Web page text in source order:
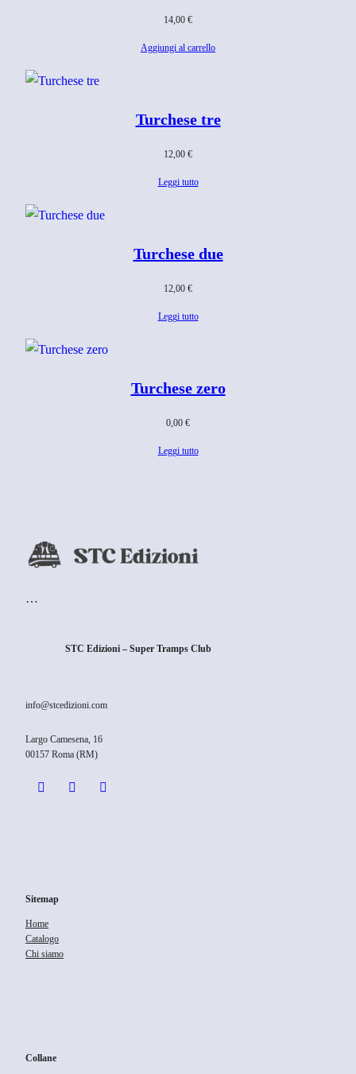
14,00 €
Aggiungi al carrello
Turchese tre
12,00 €
Leggi tutto
Turchese due
12,00 €
Leggi tutto
Turchese zero
0,00 €
Leggi tutto
…
STC Edizioni – Super Tramps Club
info@stcedizioni.com
Largo Camesena, 16
00157 Roma (RM)
Sitemap
Home
Catalogo
Chi siamo
Collane